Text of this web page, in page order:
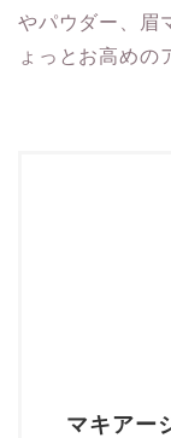
やパウダー、眉
ょっとお高めの
マキアー